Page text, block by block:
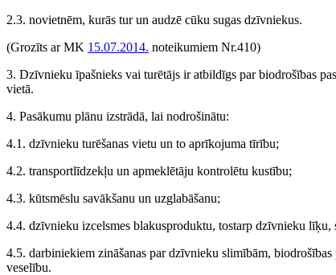
2.3. novietnēm, kurās tur un audzē cūku sugas dzīvniekus.
(Grozīts ar MK 15.07.2014. noteikumiem Nr.410)
3. Dzīvnieku īpašnieks vai turētājs ir atbildīgs par biodrošības
vietā.
4. Pasākumu plānu izstrādā, lai nodrošinātu:
4.1. dzīvnieku turēšanas vietu un to aprīkojuma tīrību;
4.2. transportlīdzekļu un apmeklētāju kontrolētu kustību;
4.3. kūtsmēslu savākšanu un uzglabāšanu;
4.4. dzīvnieku izcelsmes blakusproduktu, tostarp dzīvnieku līķu,
4.5. darbiniekiem zināšanas par dzīvnieku slimībām,
veselību.